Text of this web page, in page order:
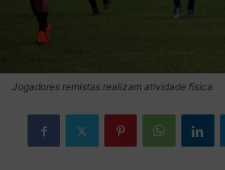
Jogadores remistas realizam atividade física